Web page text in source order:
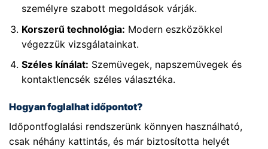
személyre szabott megoldások várják.
Korszerű technológia: Modern eszközökkel
végezzük vizsgálatainkat.
Széles kínálat: Szemüvegek, napszemüvegek és
kontaktlencsék széles választéka.
Hogyan foglalhat időpontot?
Időpontfoglalási rendszerünk könnyen használható,
csak néhány kattintás, és már biztosította helyét